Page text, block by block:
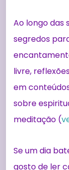
Ao longo das
segredos
livre,
em
sobre
meditação (
Se um dia
gosto de ler